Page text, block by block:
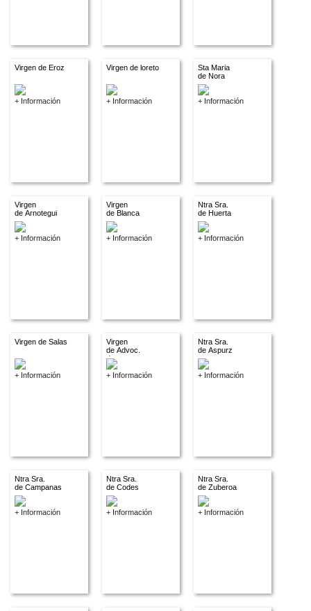
Virgen de Eroz
+ Información
Virgen de loreto
+ Información
Sta Maria
de Nora
+ Información
Virgen
de Arnotegui
+ Información
Virgen
de Blanca
+ Información
Ntra Sra.
de Huerta
+ Información
Virgen de Salas
+ Información
Virgen
de Advoc.
descon.
+ Información
Ntra Sra.
de Aspurz
+ Información
Ntra Sra.
de Campanas
+ Información
Ntra Sra.
de Codes
+ Información
Ntra Sra.
de Zuberoa
+ Información